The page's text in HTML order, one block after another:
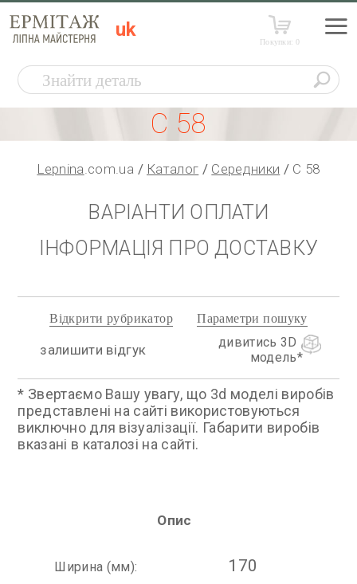
uk
Покупки:0
С 58
Lepnina.com.ua Каталог Середники С 58
ВАРІАНТИ ОПЛАТИ
ІНФОРМАЦІЯ ПРО ДОСТАВКУ
залишити відгук
дивитись 3D
модель
Відкрити рубрикатор Параметри пошуку
* Звертаємо Вашу увагу, що 3d моделі виробів
представлені на сайті використовуються
виключно для візуалізації. Габарити виробів
вказані в каталозі на сайті.
Опис
Ширина (мм): 170